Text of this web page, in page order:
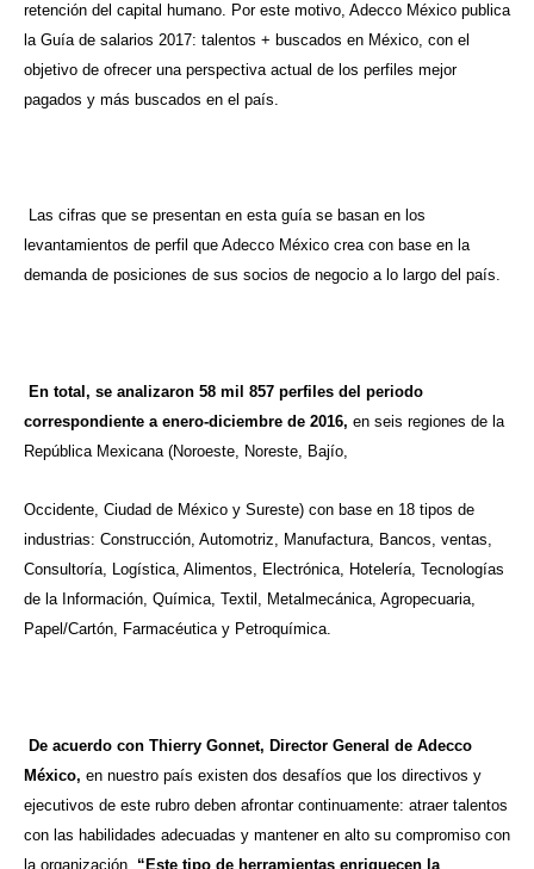
retención del capital humano. Por este motivo, Adecco México publica
la Guía de salarios 2017: talentos + buscados en México, con el
objetivo de ofrecer una perspectiva actual de los perfiles mejor
pagados y más buscados en el país.
Las cifras que se presentan en esta guía se basan en los
levantamientos de perfil que Adecco México crea con base en la
demanda de posiciones de sus socios de negocio a lo largo del país.
En total, se analizaron 58 mil 857 perfiles del periodo
correspondiente a enero-diciembre de 2016, en seis regiones de la
República Mexicana (Noroeste, Noreste, Bajío,
Occidente, Ciudad de México y Sureste) con base en 18 tipos de
industrias: Construcción, Automotriz, Manufactura, Bancos, ventas,
Consultoría, Logística, Alimentos, Electrónica, Hotelería, Tecnologías
de la Información, Química, Textil, Metalmecánica, Agropecuaria,
Papel/Cartón, Farmacéutica y Petroquímica.
De acuerdo con Thierry Gonnet, Director General de Adecco
México, en nuestro país existen dos desafíos que los directivos y
ejecutivos de este rubro deben afrontar continuamente: atraer talentos
con las habilidades adecuadas y mantener en alto su compromiso con
la organización. “Este tipo de herramientas enriquecen la